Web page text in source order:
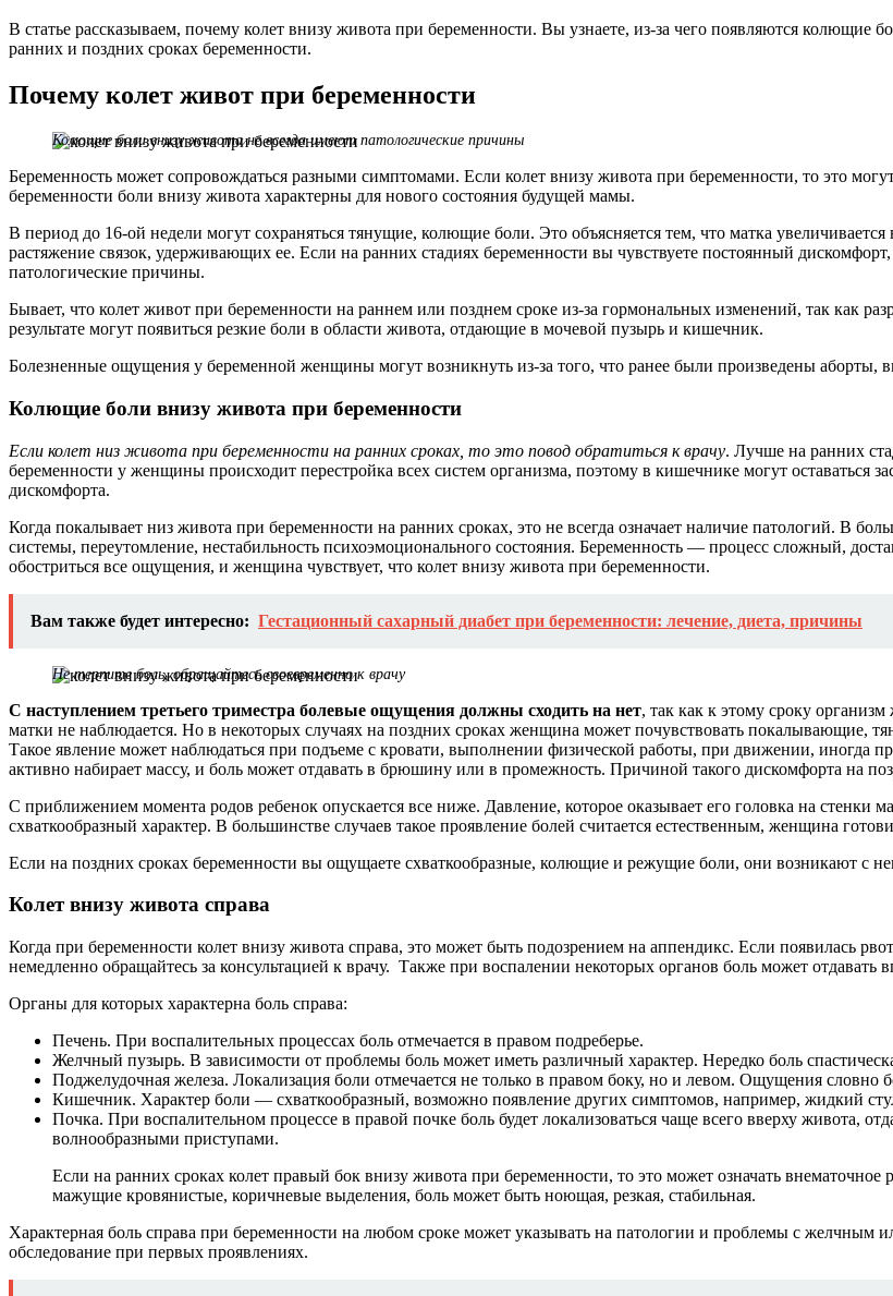
В статье рассказываем, почему колет внизу живота при беременности. Вы узнаете, из-за чего появляются
ранних и поздних сроках беременности.
Почему колет живот при беременности
Колющие боли внизу живота не всегда имеют патологические причины
Беременность может сопровождаться разными симптомами. Если колет внизу живота при беременности, то это
беременности боли внизу живота характерны для нового состояния будущей мамы.
В период до 16-ой недели могут сохраняться тянущие, колющие боли. Это объясняется тем, что матка
растяжение связок, удерживающих ее. Если на ранних стадиях беременности вы чувствуете постоянный
патологические причины.
Бывает, что колет живот при беременности на раннем или позднем сроке из-за гормональных изменений, так как
результате могут появиться резкие боли в области живота, отдающие в мочевой пузырь и кишечник.
Болезненные ощущения у беременной женщины могут возникнуть из-за того, что ранее были произведены
Колющие боли внизу живота при беременности
Если колет низ живота при беременности на ранних сроках, то это повод обратиться к врачу. Лучше на ранних
беременности у женщины происходит перестройка всех систем организма, поэтому в кишечнике могут оставаться
дискомфорта.
Когда покалывает низ живота при беременности на ранних сроках, это не всегда означает наличие патологий. В
системы, переутомление, нестабильность психоэмоционального состояния. Беременность — процесс сложный,
обостриться все ощущения, и женщина чувствует, что колет внизу живота при беременности.
Вам также будет интересно: Гестационный сахарный диабет при беременности: лечение, диета, причины
Не терпите боль, обращайтесь своевременно к врачу
С наступлением третьего триместра болевые ощущения должны сходить на нет, так как к этому сроку
матки не наблюдается. Но в некоторых случаях на поздних сроках женщина может почувствовать покалывающие,
Такое явление может наблюдаться при подъеме с кровати, выполнении физической работы, при движении, иногда
активно набирает массу, и боль может отдавать в брюшину или в промежность. Причиной такого дискомфорта на
С приближением момента родов ребенок опускается все ниже. Давление, которое оказывает его головка на
схваткообразный характер. В большинстве случаев такое проявление болей считается естественным, женщина
Если на поздних сроках беременности вы ощущаете схваткообразные, колющие и режущие боли, они возникают с
Колет внизу живота справа
Когда при беременности колет внизу живота справа, это может быть подозрением на аппендикс. Если появилась
немедленно обращайтесь за консультацией к врачу. Также при воспалении некоторых органов боль может отдавать
Органы для которых характерна боль справа:
Печень. При воспалительных процессах боль отмечается в правом подреберье.
Желчный пузырь. В зависимости от проблемы боль может иметь различный характер. Нередко боль
Поджелудочная железа. Локализация боли отмечается не только в правом боку, но и левом. Ощущения словно
Кишечник. Характер боли — схваткообразный, возможно появление других симптомов, например, жидкий
Почка. При воспалительном процессе в правой почке боль будет локализоваться чаще всего вверху живота,
волнообразными приступами.
Если на ранних сроках колет правый бок внизу живота при беременности, то это может означать
мажущие кровянистые, коричневые выделения, боль может быть ноющая, резкая, стабильная.
Характерная боль справа при беременности на любом сроке может указывать на патологии и проблемы с
обследование при первых проявлениях.